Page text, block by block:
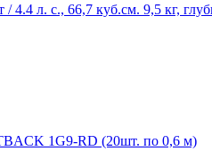
4.4 л. с., 66,7 куб.см. 9,5 кг,
1G9-RD (20шт. по 0,6 м)